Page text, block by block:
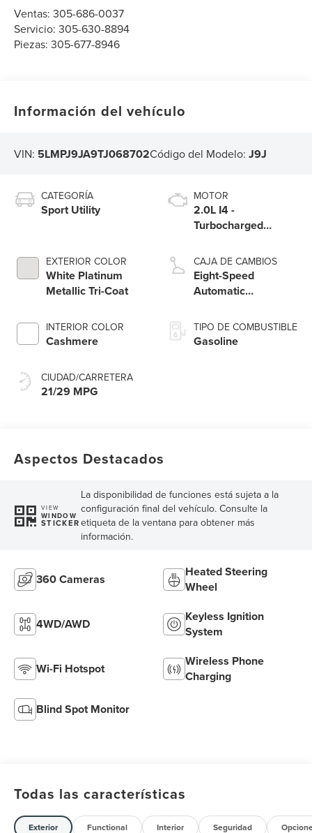
Ventas:305-686-0037
Servicio:305-630-8894
Piezas:305-677-8946
Información del vehículo
VIN: 5LMPJ9JA9TJ068702Código del Modelo:J9J
CATEGORÍA
Sport Utility
EXTERIOR COLOR
White Platinum
Metallic Tri-Coat
INTERIOR COLOR
Cashmere
CIUDAD/CARRETERA
21/29 MPG
MOTOR
2.0L I4 -
Turbocharged
CAJA DE CAMBIOS
Eight-Speed
Automatic
TIPO DE COMBUSTIBLE
Gasoline
Aspectos Destacados
VIEW
WINDOW
STICKER
La disponibilidad de funciones está sujeta a la
configuración final del vehículo. Consulte la
etiqueta de la ventana para obtener más
información.
360 Cameras
Heated Steering
Wheel
4WD/AWD
Keyless Ignition
System
Wi-Fi Hotspot
Wireless Phone
Charging
Blind Spot Monitor
Todas las características
Exterior Functional Interior Seguridad